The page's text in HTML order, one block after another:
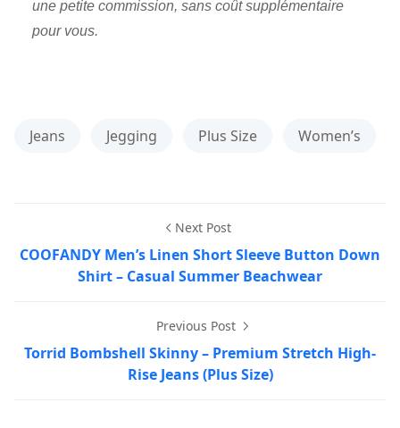
une petite commission, sans coût supplémentaire
pour vous.
Jeans Jegging Plus Size Women’s
Next Post
COOFANDY Men’s Linen Short Sleeve Button Down
Shirt – Casual Summer Beachwear
Previous Post
Torrid Bombshell Skinny – Premium Stretch High-
Rise Jeans (Plus Size)